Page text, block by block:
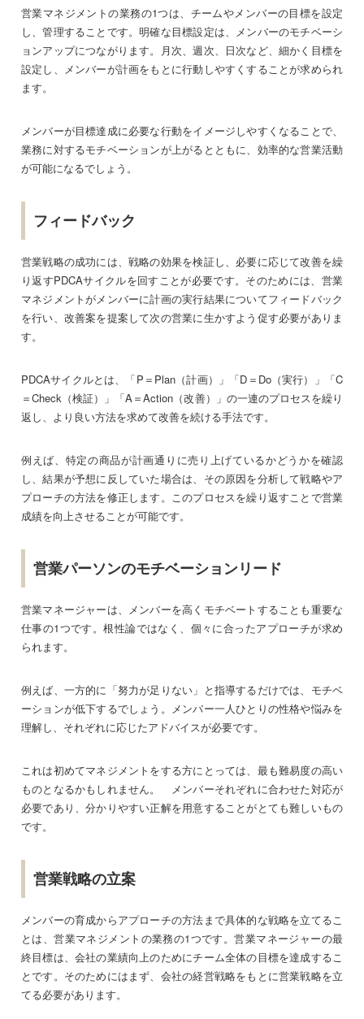
営業マネジメントの業務の1つは、チームやメンバーの目標を設定
し、管理することです。明確な目標設定は、メンバーのモチベーシ
ョンアップにつながります。月次、週次、日次など、細かく目標を
設定し、メンバーが計画をもとに行動しやすくすることが求められ
ます。
メンバーが目標達成に必要な行動をイメージしやすくなることで、
業務に対するモチベーションが上がるとともに、効率的な営業活動
が可能になるでしょう。
フィードバック
営業戦略の成功には、戦略の効果を検証し、必要に応じて改善を繰
り返すPDCAサイクルを回すことが必要です。そのためには、営業
マネジメントがメンバーに計画の実行結果についてフィードバック
を行い、改善案を提案して次の営業に生かすよう促す必要がありま
す。
PDCAサイクルとは、「P＝Plan（計画）」「D＝Do（実行）」「C
＝Check（検証）」「A＝Action（改善）」の一連のプロセスを繰り
返し、より良い方法を求めて改善を続ける手法です。
例えば、特定の商品が計画通りに売り上げているかどうかを確認
し、結果が予想に反していた場合は、その原因を分析して戦略やア
プローチの方法を修正します。このプロセスを繰り返すことで営業
成績を向上させることが可能です。
営業パーソンのモチベーションリード
営業マネージャーは、メンバーを高くモチベートすることも重要な
仕事の1つです。根性論ではなく、個々に合ったアプローチが求め
られます。
例えば、一方的に「努力が足りない」と指導するだけでは、モチベ
ーションが低下するでしょう。メンバー一人ひとりの性格や悩みを
理解し、それぞれに応じたアドバイスが必要です。
これは初めてマネジメントをする方にとっては、最も難易度の高い
ものとなるかもしれません。 メンバーそれぞれに合わせた対応が
必要であり、分かりやすい正解を用意することがとても難しいもの
です。
営業戦略の立案
メンバーの育成からアプローチの方法まで具体的な戦略を立てるこ
とは、営業マネジメントの業務の1つです。営業マネージャーの最
終目標は、会社の業績向上のためにチーム全体の目標を達成するこ
とです。そのためにはまず、会社の経営戦略をもとに営業戦略を立
てる必要があります。